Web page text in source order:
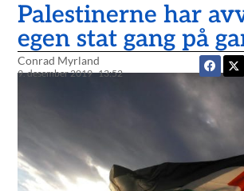
Palestinerne har
egen stat gang på
Conrad Myrland
9. desember 2019 13:52